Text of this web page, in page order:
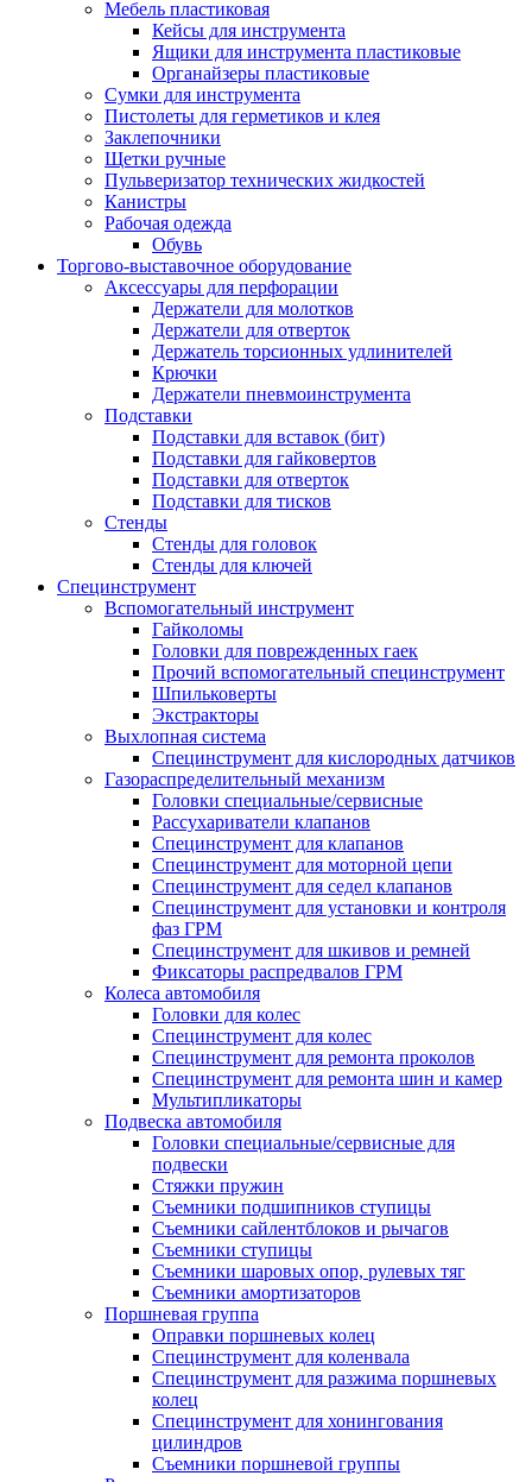
Мебель пластиковая
Кейсы для инструмента
Ящики для инструмента пластиковые
Органайзеры пластиковые
Сумки для инструмента
Пистолеты для герметиков и клея
Заклепочники
Щетки ручные
Пульверизатор технических жидкостей
Канистры
Рабочая одежда
Обувь
Торгово-выставочное оборудование
Аксессуары для перфорации
Держатели для молотков
Держатели для отверток
Держатель торсионных удлинителей
Крючки
Держатели пневмоинструмента
Подставки
Подставки для вставок (бит)
Подставки для гайковертов
Подставки для отверток
Подставки для тисков
Стенды
Стенды для головок
Стенды для ключей
Специнструмент
Вспомогательный инструмент
Гайколомы
Головки для поврежденных гаек
Прочий вспомогательный специнструмент
Шпильковерты
Экстракторы
Выхлопная система
Специнструмент для кислородных датчиков
Газораспределительный механизм
Головки специальные/сервисные
Рассухариватели клапанов
Специнструмент для клапанов
Специнструмент для моторной цепи
Специнструмент для седел клапанов
Специнструмент для установки и контроля
фаз ГРМ
Специнструмент для шкивов и ремней
Фиксаторы распредвалов ГРМ
Колеса автомобиля
Головки для колес
Специнструмент для колес
Специнструмент для ремонта проколов
Специнструмент для ремонта шин и камер
Мультипликаторы
Подвеска автомобиля
Головки специальные/сервисные для
подвески
Стяжки пружин
Съемники подшипников ступицы
Съемники сайлентблоков и рычагов
Съемники ступицы
Съемники шаровых опор, рулевых тяг
Съемники амортизаторов
Поршневая группа
Оправки поршневых колец
Специнструмент для коленвала
Специнструмент для разжима поршневых
колец
Специнструмент для хонингования
цилиндров
Съемники поршневой группы